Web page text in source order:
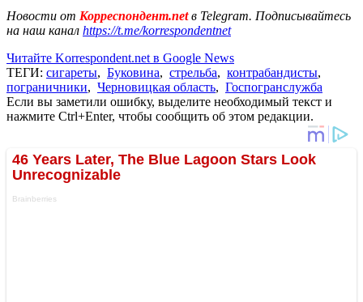
Новости от Корреспондент.netв Telegram. Подписывайтесь
на наш канал https://t.me/korrespondentnet
Читайте Korrespondent.net в Google News
ТЕГИ: сигареты, Буковина, стрельба, контрабандисты,
пограничники, Черновицкая область, Госпогранслужба
Если вы заметили ошибку, выделите необходимый текст и
нажмите Ctrl+Enter, чтобы сообщить об этом редакции.